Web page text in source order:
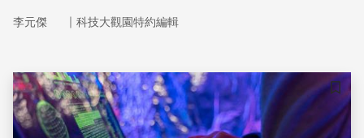
張李治華教授用經濟模型來分析遊戲產業如何「鬥掛」，幫
李元傑 ｜ 科技大觀園特約編輯
儲存